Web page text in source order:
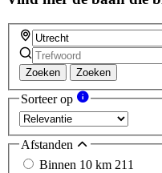
Zoeken Zoeken
Sorteer op
Afstanden
Binnen 10 km 211